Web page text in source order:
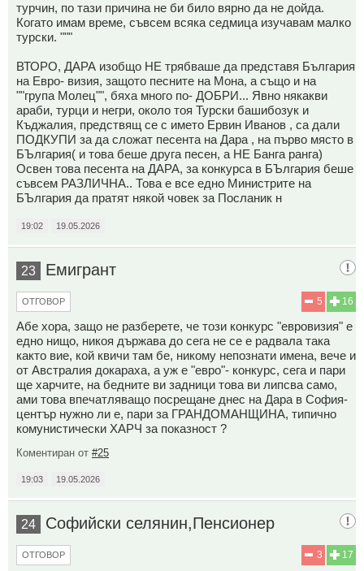
турчин, по тази причина не би било вярно да не дойда.
Когато имам време, съвсем всяка седмица изучавам малко
турски. """
ВТОРО, ДАРА изобщо НЕ трябваше да представя България
на Евро- визия, защото песните на Мона, а също и на
""група Молец"", бяха много по- ДОБРИ... Явно някакви
араби, турци и негри, около тоя Турски башибозук и
Къджалия, предствящ се с името Ервин Иванов , са дали
ПОДКУПИ за да сложат песента на Дара , на първо място в
БЪлгария( и това беше друга песен, а НЕ Банга ранга)
Освен това песента на ДАРА, за конкурса в БЪлгария беше
съвсем РАЗЛИЧНА.. Това е все едно Министрите на
БЪлгария да пратят някой човек за Посланик н
19:02 19.05.2026
23 Емигрант
16
5
ОТГОВОР
Абе хора, защо не разберете, че този конкурс "евровизия" е
едно нищо, никоя държава до сега не се е радвала така
както вие, кой квичи там бе, никому непознати имена, вече и
от Австралия докараха, а уж е "евро"- конкурс, сега и пари
ще харчите, на бедните ви задници това ви липсва само,
ами това впечатляващо посрещане днес на Дара в София-
център нужно ли е, пари за ГРАНДОМАНЩИНА, типично
комунистически ХАРЧ за показност ?
Коментиран от #25
19:03 19.05.2026
24 Софийски селянин,Пенсионер
17
3
ОТГОВОР